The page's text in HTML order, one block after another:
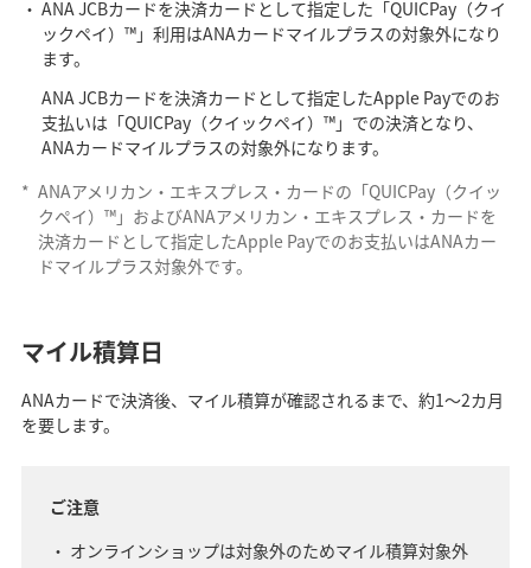
ANA JCBカードを決済カードとして指定した「QUICPay（クイ
ックペイ）™」利用はANAカードマイルプラスの対象外になり
ます。
ANA JCBカードを決済カードとして指定したApple Payでのお
支払いは「QUICPay（クイックペイ）™」での決済となり、
ANAカードマイルプラスの対象外になります。
* ANAアメリカン・エキスプレス・カードの「QUICPay（クイッ
クペイ）™」およびANAアメリカン・エキスプレス・カードを
決済カードとして指定したApple Payでのお支払いはANAカー
ドマイルプラス対象外です。
マイル積算日
ANAカードで決済後、マイル積算が確認されるまで、約1～2カ月
を要します。
ご注意
オンラインショップは対象外のためマイル積算対象外